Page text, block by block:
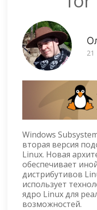
Windows
вторая версия
Linux. Новая
обеспечивает
дистрибутивов
использует
ядро Linux для
возможностей.